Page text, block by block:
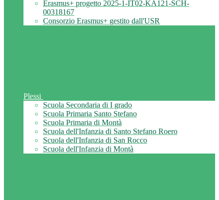
Erasmus+ progetto 2025-1-IT02-KA121-SCH-
00318167
Consorzio Erasmus+ gestito dall'USR
Plessi
Scuola Secondaria di I grado
Scuola Primaria Santo Stefano
Scuola Primaria di Montà
Scuola dell'Infanzia di Santo Stefano Roero
Scuola dell'Infanzia di San Rocco
Scuola dell'Infanzia di Montà